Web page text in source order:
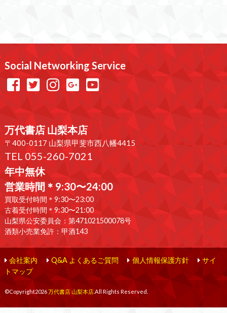
Social Networking Service
万代書店 山梨本店
〒400-0117 山梨県甲斐市西八幡4415
TEL 055-260-7021
年中無休
営業時間＊9:30〜24:00
買取受付時間＊9:30〜23:00
古着受付時間＊9:30〜21:00
山梨県公安委員会：第471021500078号
酒類小売業免許：甲酒143
会社案内 Q&A よくあるご質問 個人情報保護方針
サイ
トマップ
©Copyright2026万代書店 山梨本店.All Rights Reserved.